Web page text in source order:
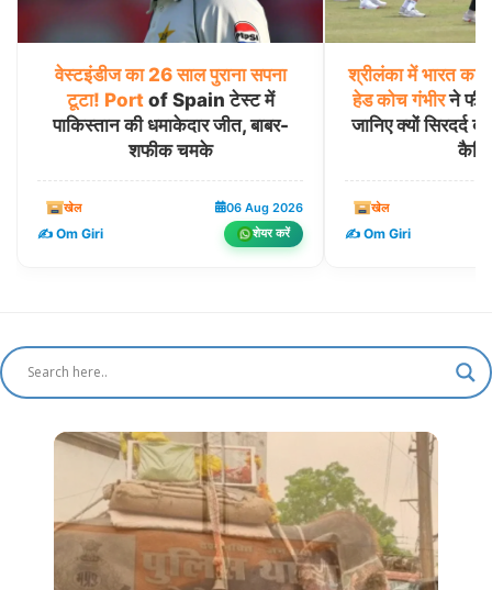
वेस्टइंडीज का 26 साल पुराना सपना
टूटा! Portof Spain टेस्ट में
पाकिस्तान की धमाकेदार जीत, बाबर-
शफीक चमके
खेल 06 Aug 2026
✍️ Om Giri शेयर करें
श्रीलंका में भारत का
हेड कोच गंभीरने
जानिए क्यों सिरदर्द
खेल
✍️ Om Giri